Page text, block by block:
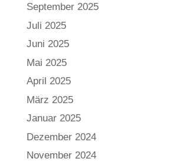
September 2025
Juli 2025
Juni 2025
Mai 2025
April 2025
März 2025
Januar 2025
Dezember 2024
November 2024